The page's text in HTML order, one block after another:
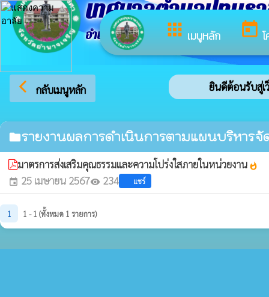
apps เมนูหลัก today
เทศบาลตำบลปทุมร
อำเภอปทุมราชวงศา จังหวัดอำนาจเจริญ
arrow_back_ios กลับเมนูหลัก ยินดีต้อนรับสู่เ
folderรายงานผลการดำเนินการตามแผนบริหารจั
มาตรการส่งเสริมคุณธรรมและความโปร่งใสภายในหน่วยงาน whatshot
event 25 เมษายน 2567visibility 234 แชร์
1 1 - 1 (ทั้งหมด 1 รายการ)